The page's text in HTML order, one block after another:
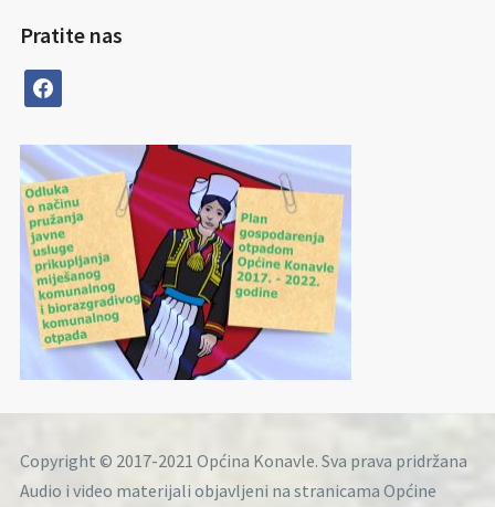
Pratite nas
facebook
Copyright © 2017-2021 Općina Konavle. Sva prava pridržana
Audio i video materijali objavljeni na stranicama Općine